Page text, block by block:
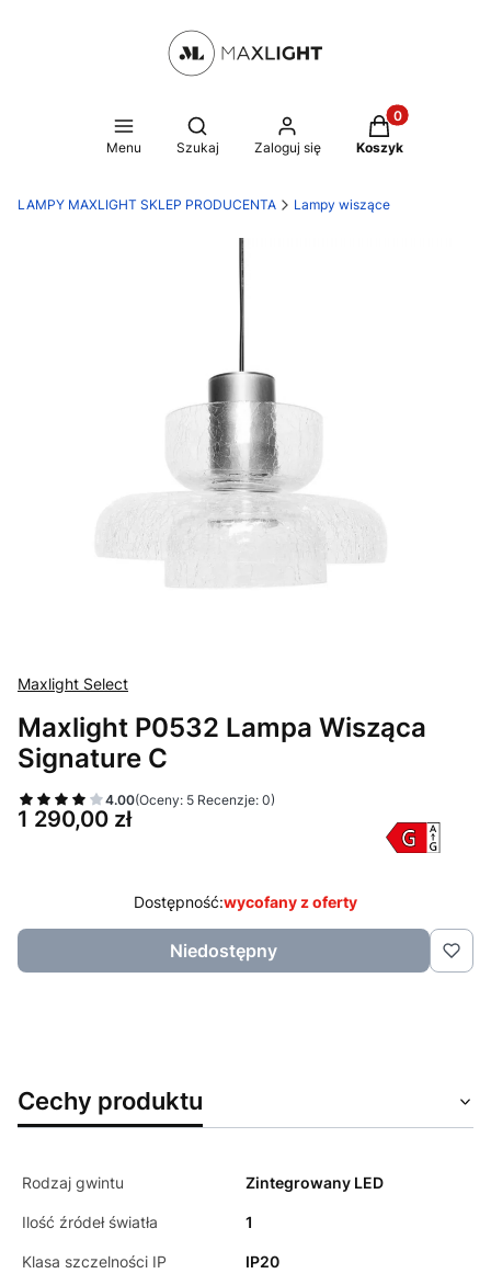
Menu
Otwórz wyszukiwarkę
Szukaj Zaloguj się
Produkty w
Koszyk
LAMPY MAXLIGHT SKLEP PRODUCENTA Lampy wiszące
Maxlight Select
Maxlight P0532 Lampa Wisząca
Signature C
4.00(Oceny: 5 Recenzje: 0)
Cena
1 290,00 zł
Dostępność:wycofany z oferty
Niedostępny
Cechy produktu
Rodzaj gwintu Zintegrowany LED
Ilość źródeł światła 1
Klasa szczelności IP IP20